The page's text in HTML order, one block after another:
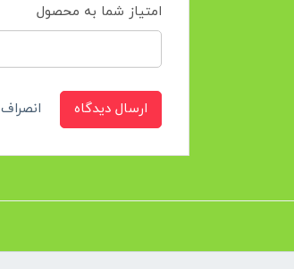
امتیاز شما به محصول
ارسال دیدگاه انصراف